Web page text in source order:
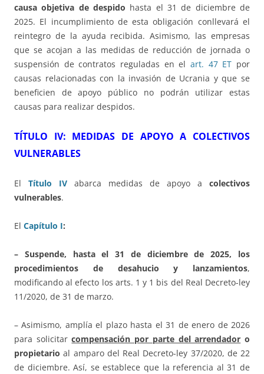
causa objetiva de despido hasta el 31 de diciembre de
2025. El incumplimiento de esta obligación conllevará el
reintegro de la ayuda recibida. Asimismo, las empresas
que se acojan a las medidas de reducción de jornada o
suspensión de contratos reguladas en el art. 47 ET por
causas relacionadas con la invasión de Ucrania y que se
beneficien de apoyo público no podrán utilizar estas
causas para realizar despidos.
TÍTULO IV: MEDIDAS DE APOYO A COLECTIVOS
VULNERABLES
El Título IV abarca medidas de apoyo a colectivos
vulnerables.
El Capítulo I:
– Suspende, hasta el 31 de diciembre de 2025, los
procedimientos de desahucio y lanzamientos,
modificando al efecto los arts. 1 y 1 bis del Real Decreto-ley
11/2020, de 31 de marzo.
– Asimismo, amplía el plazo hasta el 31 de enero de 2026
para solicitarcompensación por parte del arrendador o
propietario al amparo del Real Decreto-ley 37/2020, de 22
de diciembre. Así, se establece que la referencia al 31 de